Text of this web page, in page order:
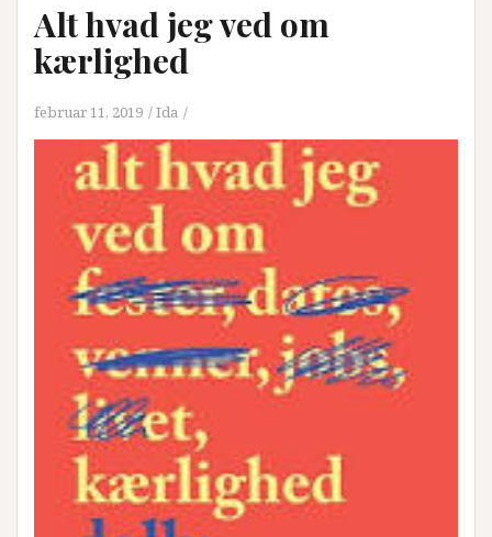
Alt hvad jeg ved om
kærlighed
februar 11, 2019 Ida